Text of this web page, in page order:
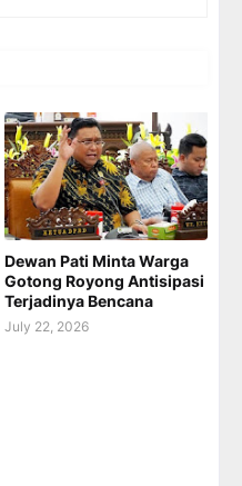
Dewan Pati Minta Warga
Gotong Royong Antisipasi
Terjadinya Bencana
July 22, 2026